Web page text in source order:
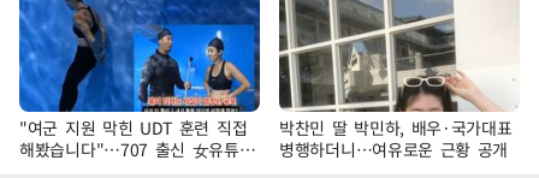
"여군 지원 막힌 UDT 훈련 직접
해봤습니다"…707 출신 女유튜버
'완벽 소화'
박찬민 딸 박민하, 배우·국가대표
병행하더니…여유로운 근황 공개